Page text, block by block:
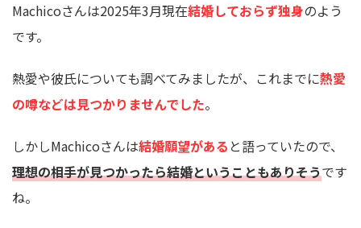
Machicoさんは2025年3月現在結婚しておらず独身のよう
です。
熱愛や彼氏についても調べてみましたが、これまでに熱愛
の噂などは見つかりませんでした。
しかしMachicoさんは結婚願望がある と語っていたので、
理想の相手が見つかったら結婚ということもありそうです
ね。